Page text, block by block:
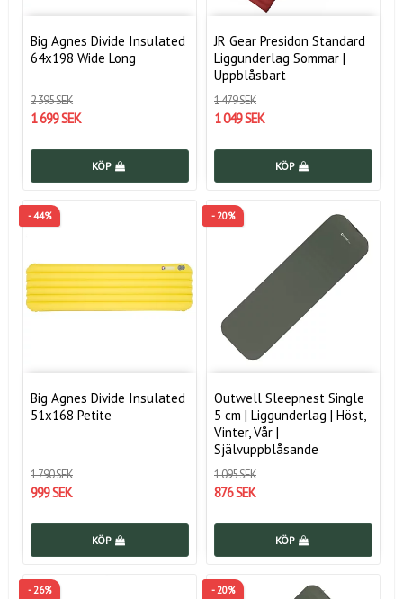
Big Agnes Divide Insulated
64x198 Wide Long
2 395 SEK
1 699 SEK
KÖP
JR Gear Presidon Standard
Liggunderlag Sommar |
Uppblåsbart
1 479 SEK
1 049 SEK
KÖP
- 44%
Big Agnes Divide Insulated
51x168 Petite
1 790 SEK
999 SEK
KÖP
- 20%
Outwell Sleepnest Single
5 cm | Liggunderlag | Höst,
Vinter, Vår |
Självuppblåsande
1 095 SEK
876 SEK
KÖP
- 26% - 20%